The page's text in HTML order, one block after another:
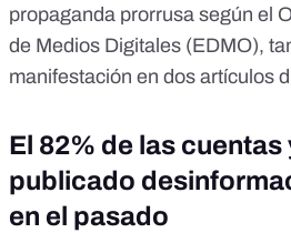
propaganda prorrusa según e l
de Medios Digitales (EDMO),
manifestación en dos artículos
El 82% de las cuentas
publicado
en el pasado